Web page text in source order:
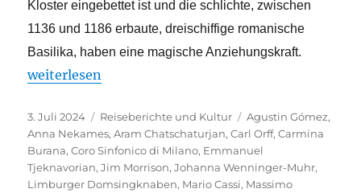
Kloster eingebettet ist und die schlichte, zwischen
1136 und 1186 erbaute, dreischiffige romanische
Basilika, haben eine magische Anziehungskraft.
„Carmina Burana – Ein musikalisches Feuerwerk“
weiterlesen
Veröffentlicht
am
3. Juli 2024 Kategorien
Reiseberichte und Kultur Schlagwörter
Agustin Gómez,
Anna Nekames,Aram Chatschaturjan,Carl Orff,Carmina
Burana,Coro Sinfonico di Milano, Emmanuel
Tjeknavorian,Jim Morrison,Johanna Wenninger-Muhr,
Limburger Domsingknaben, Mario Cassi, Massimo